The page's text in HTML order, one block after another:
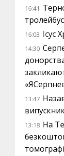
16:41
16:03 Ісус
14:30
13:47
13:18 На